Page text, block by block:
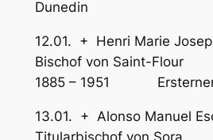
Dunedin
12.01. + Henri Marie
Bischof von
1885 – 1951
13.01. + Alonso Manuel
Titularbischof